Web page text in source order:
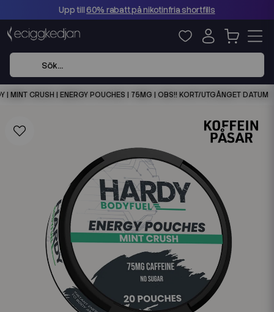
Upp till60% rabatt på nikotinfria shortfills
| MINT CRUSH | ENERGY POUCHES | 75MG | OBS!! KORT/UTGÅNGET DATUM